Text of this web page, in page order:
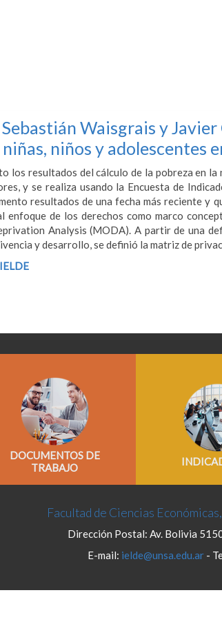
Waisgrais y
niños y adolescentes
los resultados del cálculo de la pobreza en
y se realiza usando la Encuesta de
resultados de una fecha más reciente
de los derechos como marco
Analysis (MODA). A partir de una
y desarrollo, se definió la matriz de
DOCUMENTOS DE
TRABAJO
Facultad de Ciencias
Dirección Postal: Av. Bolivia
E-mail: ielde@unsa.edu.ar-